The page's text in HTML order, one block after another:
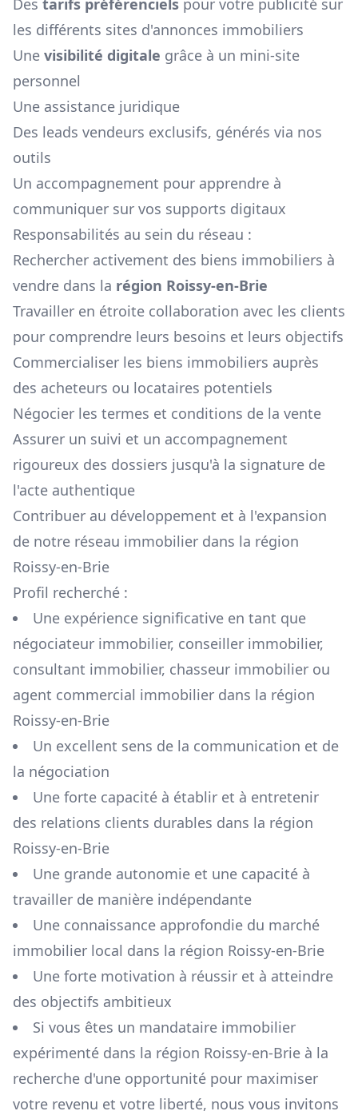
Des tarifs préférenciels pour votre publicité sur
les différents sites d'annonces immobiliers
Une visibilité digitale grâce à un mini-site
personnel
Une assistance juridique
Des leads vendeurs exclusifs, générés via nos
outils
Un accompagnement pour apprendre à
communiquer sur vos supports digitaux
Responsabilités au sein du réseau :
Rechercher activement des biens immobiliers à
vendre dans la région Roissy-en-Brie
Travailler en étroite collaboration avec les clients
pour comprendre leurs besoins et leurs objectifs
Commercialiser les biens immobiliers auprès
des acheteurs ou locataires potentiels
Négocier les termes et conditions de la vente
Assurer un suivi et un accompagnement
rigoureux des dossiers jusqu'à la signature de
l'acte authentique
Contribuer au développement et à l'expansion
de notre réseau immobilier dans la région
Roissy-en-Brie
Profil recherché :
Une expérience significative en tant que
négociateur immobilier, conseiller immobilier,
consultant immobilier, chasseur immobilier ou
agent commercial immobilier dans la région
Roissy-en-Brie
Un excellent sens de la communication et de
la négociation
Une forte capacité à établir et à entretenir
des relations clients durables dans la région
Roissy-en-Brie
Une grande autonomie et une capacité à
travailler de manière indépendante
Une connaissance approfondie du marché
immobilier local dans la région Roissy-en-Brie
Une forte motivation à réussir et à atteindre
des objectifs ambitieux
Si vous êtes un mandataire immobilier
expérimenté dans la région Roissy-en-Brie à la
recherche d'une opportunité pour maximiser
votre revenu et votre liberté, nous vous invitons